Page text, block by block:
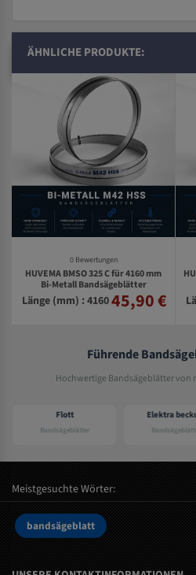
ÄHNLICHE PRODUKTE:
0 Bewertungen
HUVEMA BMSO 325 C für 4160 mm
Bi-Metall Bandsägeblätter
Länge (mm) : 416045,90 €
Führende
Hochwertige Bandsägeblätter
Flott
Bandsägeblätter
Elektra
Meistgesuchte Wörter:
bandsägeblatt